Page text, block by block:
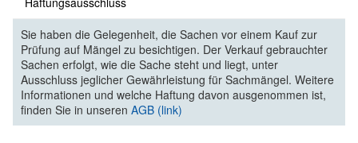
Sie haben die Gelegenheit, die Sachen vor einem Kauf zur
Prüfung auf Mängel zu besichtigen. Der Verkauf gebrauchter
Sachen erfolgt, wie die Sache steht und liegt, unter
Ausschluss jeglicher Gewährleistung für Sachmängel. Weitere
Informationen und welche Haftung davon ausgenommen ist,
finden Sie in unseren AGB (link)